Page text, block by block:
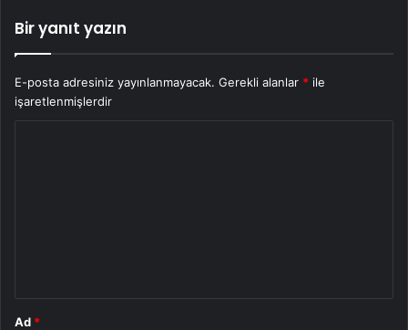
Bir yanıt yazın
E-posta adresiniz yayınlanmayacak. Gerekli alanlar * ile
işaretlenmişlerdir
Ad *